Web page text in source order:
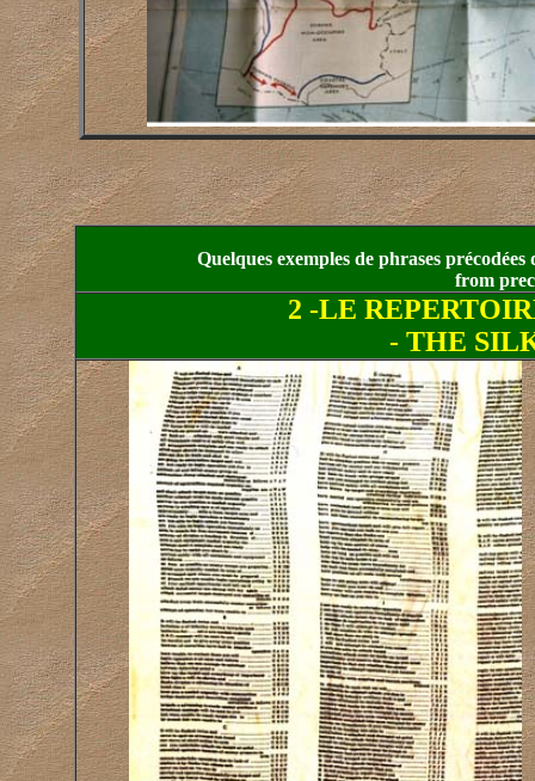
Quelques exemples de phrases
from
2 -LE
- THE